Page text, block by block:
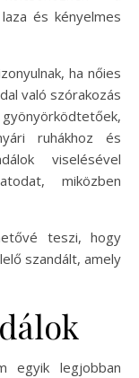
és kényelmes
ha nőies
való szórakozás
gyönyörködtetőek,
ruhákhoz és
viselésével
miközben
teszi, hogy
szandált, amely
egyik legjobban